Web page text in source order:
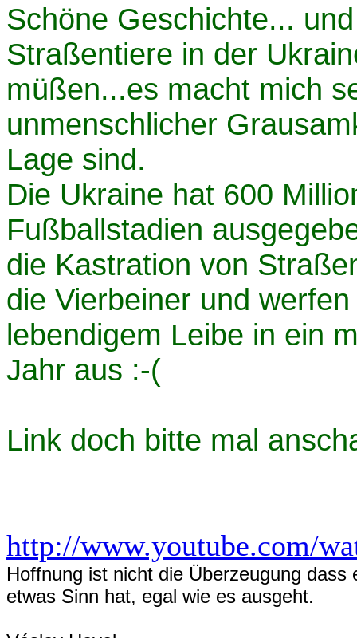
Schöne Geschichte...
Straßentiere in der
müßen...es macht mich
unmenschlicher
Lage sind.
Die Ukraine hat 600
Fußballstadien
die Kastration von
die Vierbeiner und
lebendigem Leibe in ein
Jahr aus :-(
Link doch bitte mal
http://www.youtube.com/
Hoffnung ist nicht die Überzeugung
etwas Sinn hat, egal wie es ausgeht.